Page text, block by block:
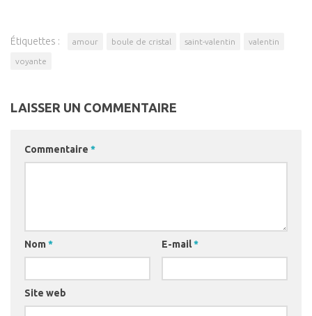
Étiquettes : amour boule de cristal saint-valentin valentin
voyante
LAISSER UN COMMENTAIRE
Commentaire *
Nom * E-mail*
Site web